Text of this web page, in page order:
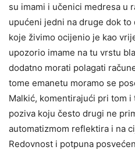
su imami i učenici medresa u
upućeni jedni na druge dok to
koje živimo ocijenio je kao
upozorio imame na tu vrstu
dodatno morati polagati
tome emanetu moramo se
Malkić, komentirajući pri tom
poziva koju često drugi ne
automatizmom reflektira i na
Redovnost i potpuna